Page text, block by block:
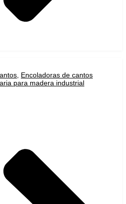
, Encoladoras de cantos
para madera industrial